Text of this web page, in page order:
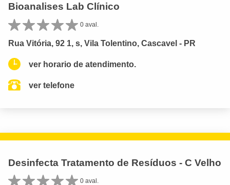
Bioanalises Lab Clínico
0 aval.
Rua Vitória, 92 1, s, Vila Tolentino, Cascavel - PR
ver horario de atendimento.
ver telefone
Desinfecta Tratamento de Resíduos - C Velho
0 aval.